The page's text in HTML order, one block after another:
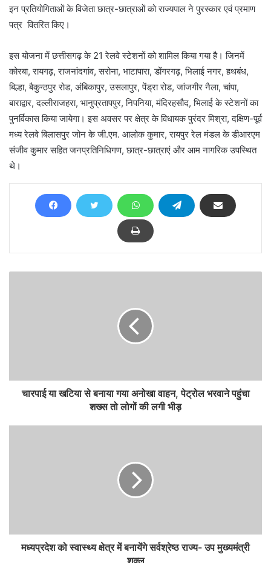
इन प्रतियोगिताओं के विजेता छात्र-छात्राओं को राज्यपाल ने पुरस्कार एवं प्रमाण
पत्र वितरित किए।
इस योजना में छत्तीसगढ़ के 21 रेलवे स्टेशनों को शामिल किया गया है। जिनमें
कोरबा, रायगढ़, राजनांदगांव, सरोना, भाटापारा, डोंगरगढ़, भिलाई नगर, हथबंध,
बिल्हा, बैकुन्ठपुर रोड, अंबिकापुर, उसलापुर, पेंड्रा रोड, जांजगीर नैला, चांपा,
बाराद्वार, दल्लीराजहरा, भानुप्रतापपुर, निपनिया, मंदिरहसौद, भिलाई के स्टेशनों का
पुनर्विकास किया जायेगा। इस अवसर पर क्षेत्र के विधायक पुरंदर मिश्रा, दक्षिण-पूर्व
मध्य रेलवे बिलासपुर जोन के जी.एम. आलोक कुमार, रायपुर रेल मंडल के डीआरएम
संजीव कुमार सहित जनप्रतिनिधिगण, छात्र-छात्राएं और आम नागरिक उपस्थित
थे।
चारपाई या खटिया से बनाया गया अनोखा वाहन, पेट्रोल भरवाने पहुंचा
शख्स तो लोगों की लगी भीड़
मध्यप्रदेश को स्वास्थ्य क्षेत्र में बनायेंगे सर्वश्रेष्ठ राज्य- उप मुख्यमंत्री